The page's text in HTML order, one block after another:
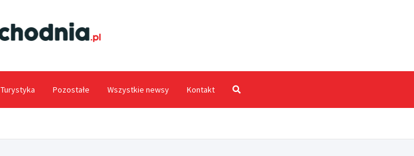
Turystyka Pozostałe Wszystkie newsy Kontakt